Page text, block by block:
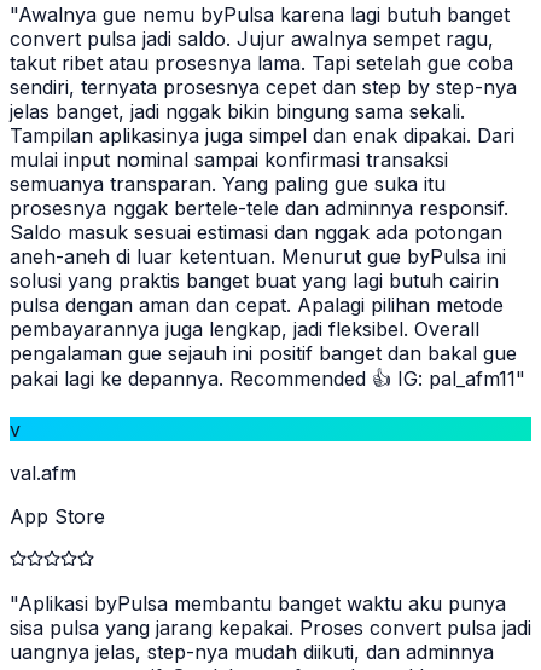
"Awalnya gue nemu byPulsa karena lagi butuh banget
convert pulsa jadi saldo. Jujur awalnya sempet ragu,
takut ribet atau prosesnya lama. Tapi setelah gue coba
sendiri, ternyata prosesnya cepet dan step by step-nya
jelas banget, jadi nggak bikin bingung sama sekali.
Tampilan aplikasinya juga simpel dan enak dipakai. Dari
mulai input nominal sampai konfirmasi transaksi
semuanya transparan. Yang paling gue suka itu
prosesnya nggak bertele-tele dan adminnya responsif.
Saldo masuk sesuai estimasi dan nggak ada potongan
aneh-aneh di luar ketentuan. Menurut gue byPulsa ini
solusi yang praktis banget buat yang lagi butuh cairin
pulsa dengan aman dan cepat. Apalagi pilihan metode
pembayarannya juga lengkap, jadi fleksibel. Overall
pengalaman gue sejauh ini positif banget dan bakal gue
pakai lagi ke depannya. Recommended 👍 IG: pal_afm11"
v
val.afm
App Store
"Aplikasi byPulsa membantu banget waktu aku punya
sisa pulsa yang jarang kepakai. Proses convert pulsa jadi
uangnya jelas, step-nya mudah diikuti, dan adminnya